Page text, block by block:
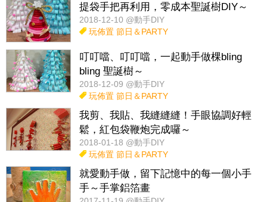
提袋手把再利用，零成本聖誕樹DIY～
2018-12-10 @動手DIY
玩佈置 節日＆PARTY
叮叮噹、叮叮噹，一起動手做棵bling
bling 聖誕樹～
2018-12-09 @動手DIY
玩佈置 節日＆PARTY
我剪、我貼、我縫縫縫！手眼協調好輕
鬆，紅包袋鞭炮完成囉～
2018-01-18 @動手DIY
玩佈置 節日＆PARTY
就愛動手做，留下記憶中的每一個小手
手～手掌鋁箔畫